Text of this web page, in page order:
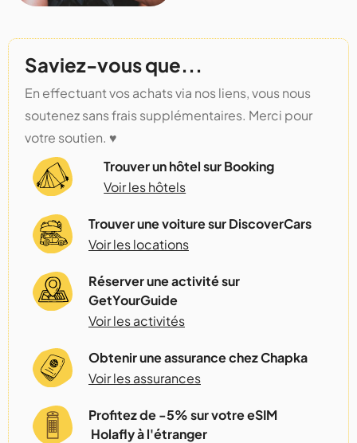
Saviez-vous que...
En effectuant vos achats via nos liens, vous nous
soutenez sans frais supplémentaires. Merci pour
votre soutien. ♥️
Trouver un hôtel sur Booking
Voir les hôtels
Trouver une voiture sur DiscoverCars
Voir les locations
Réserver une activité sur
GetYourGuide
Voir les activités
Obtenir une assurance chez Chapka
Voir les assurances
Profitez de -5% sur votre eSIM
Holafly à l'étranger